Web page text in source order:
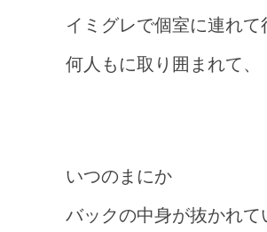
イミグレで個室に連れて
何人もに取り囲まれて、
いつのまにか
バックの中身が抜かれて